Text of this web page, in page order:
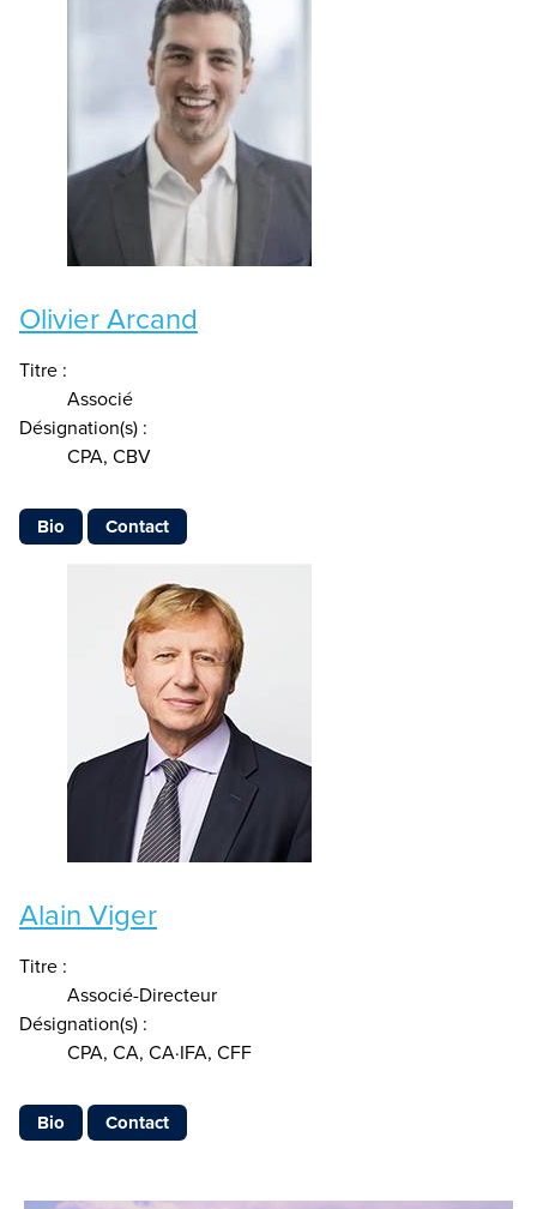
Olivier Arcand
Titre :
Associé
Désignation(s) :
CPA, CBV
Bio Contact
Alain Viger
Titre :
Associé-Directeur
Désignation(s) :
CPA, CA, CA·IFA, CFF
Bio Contact